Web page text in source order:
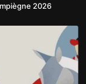
2026